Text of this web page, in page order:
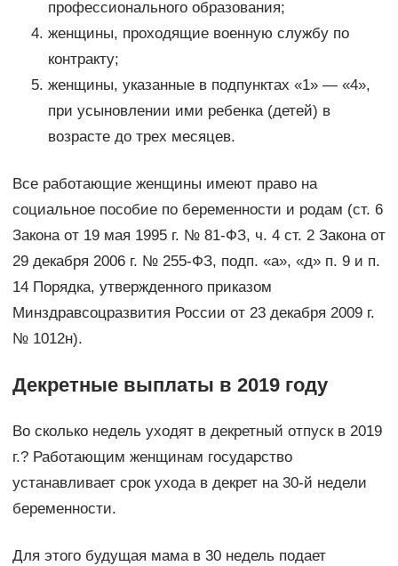
профессионального образования;
женщины, проходящие военную службу по
контракту;
женщины, указанные в подпунктах «1» — «4»,
при усыновлении ими ребенка (детей) в
возрасте до трех месяцев.
Все работающие женщины имеют право на
социальное пособие по беременности и родам (ст. 6
Закона от 19 мая 1995 г. № 81-ФЗ, ч. 4 ст. 2 Закона от
29 декабря 2006 г. № 255-ФЗ, подп. «а», «д» п. 9 и п.
14 Порядка, утвержденного приказом
Минздравсоцразвития России от 23 декабря 2009 г.
№ 1012н).
Декретные выплаты в 2019 году
Во сколько недель уходят в декретный отпуск в 2019
г.? Работающим женщинам государство
устанавливает срок ухода в декрет на 30-й недели
беременности.
Для этого будущая мама в 30 недель подает